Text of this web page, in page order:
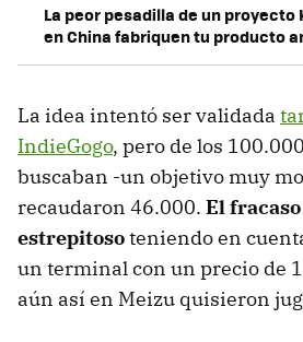
La peor pesadilla de un
en China fabriquen tu producto
La idea intentó ser validada
IndieGogo, pero de los
buscaban -un objetivo muy
recaudaron 46.000. El
estrepitosoteniendo en
un terminal con un precio de
aún así en Meizu quisieron